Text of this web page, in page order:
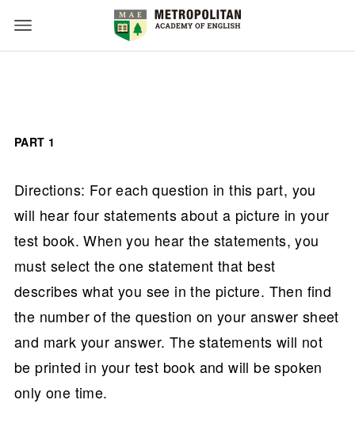
PART 1
Directions: For each question in this part, you
will hear four statements about a picture in your
test book. When you hear the statements, you
must select the one statement that best
describes what you see in the picture. Then find
the number of the question on your answer sheet
and mark your answer. The statements will not
be printed in your test book and will be spoken
only one time.